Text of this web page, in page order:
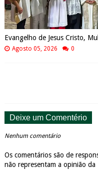
Evangelho de Jesus Cristo,
Agosto 05, 2026 0
Deixe um Comentério
Nenhum comentário
Os comentários são de
não representam a opinião da